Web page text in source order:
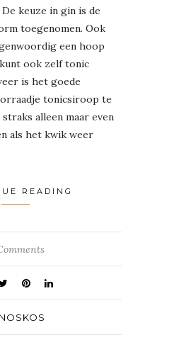
keuze in gin is de
toegenomen. Ook
een hoop
ook zelf tonic
is het goede
tonicsiroop te
alleen maar even
als het kwik weer
READING
NOSKOS